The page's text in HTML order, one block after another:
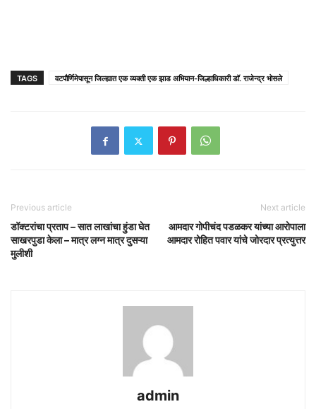
TAGS वटपौर्णिमेपासून जिल्ह्यात एक व्यक्ती एक झाड अभियान-जिल्हाधिकारी डॉ. राजेन्द्र भोसले
Previous article
डॉक्टरांचा प्रताप – सात लाखांचा हुंडा घेत
साखरपुडा केला – मात्र लग्न मात्र दुसऱ्या
मुलीशी
Next article
आमदार गोपीचंद पडळकर यांच्या आरोपाला
आमदार रोहित पवार यांचे जोरदार प्रत्युत्तर
admin